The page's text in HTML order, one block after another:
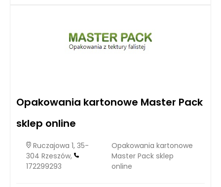
Opakowania kartonowe Master Pack
sklep online
Ruczajowa 1, 35-
304 Rzeszów,
172299293
Opakowania kartonowe
Master Pack sklep
online